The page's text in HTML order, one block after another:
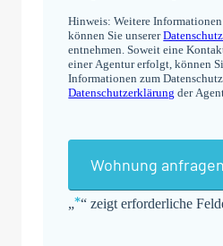
„*“ zeigt erforderliche
Hinweis: Weitere
können Sie unserer
entnehmen. Soweit eine
einer Agentur erfolgt, können
Informationen zum
Datenschutzerklärung der
Wohnung anfragen